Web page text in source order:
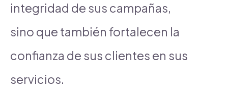
integridad de sus campañas,
sino que también fortalecen la
confianza de sus clientes en sus
servicios.